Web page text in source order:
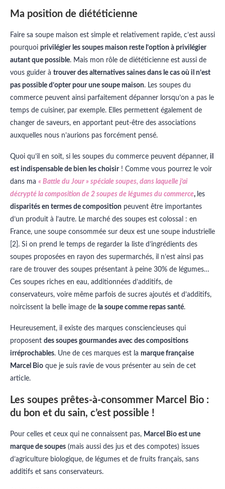
Ma position de diététicienne
Faire sa soupe maison est simple et relativement rapide, c’est aussi
pourquoi privilégier les soupes maison reste l’option à privilégier
autant que possible. Mais mon rôle de diététicienne est aussi de
vous guider à trouver des alternatives saines dans le cas où il n’est
pas possible d’opter pour une soupe maison. Les soupes du
commerce peuvent ainsi parfaitement dépanner lorsqu’on a pas le
temps de cuisiner, par exemple. Elles permettent également de
changer de saveurs, en apportant peut-être des associations
auxquelles nous n’aurions pas forcément pensé.
Quoi qu’il en soit, si les soupes du commerce peuvent dépanner, il
est indispensable de bien les choisir! Comme vous pourrez le voir
dans ma « Battle du Jour » spéciale soupes, dans laquelle j’ai
décrypté la composition de 2 soupes de légumes du commerce, les
disparités en termes de composition peuvent être importantes
d’un produit à l’autre. Le marché des soupes est colossal : en
France, une soupe consommée sur deux est une soupe industrielle
[2]. Si on prend le temps de regarder la liste d’ingrédients des
soupes proposées en rayon des supermarchés, il n’est ainsi pas
rare de trouver des soupes présentant à peine 30% de légumes…
Ces soupes riches en eau, additionnées d’additifs, de
conservateurs, voire même parfois de sucres ajoutés et d’additifs,
noircissent la belle image de la soupe comme repas santé.
Heureusement, il existe des marques consciencieuses qui
proposent des soupes gourmandes avec des compositions
irréprochables. Une de ces marques est la marque française
Marcel Bio que je suis ravie de vous présenter au sein de cet
article.
Les soupes prêtes-à-consommer Marcel Bio :
du bon et du sain, c’est possible !
Pour celles et ceux qui ne connaissent pas, Marcel Bio est une
marque de soupes (mais aussi des jus et des compotes) issues
d’agriculture biologique, de légumes et de fruits français, sans
additifs et sans conservateurs.